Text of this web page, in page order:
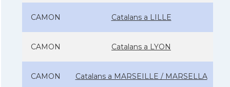
CAMON Catalans a LILLE
CAMON Catalans a LYON
CAMON Catalans a MARSEILLE / MARSELLA